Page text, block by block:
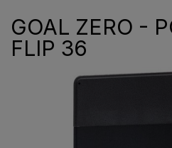
GOAL ZERO -
FLIP 36